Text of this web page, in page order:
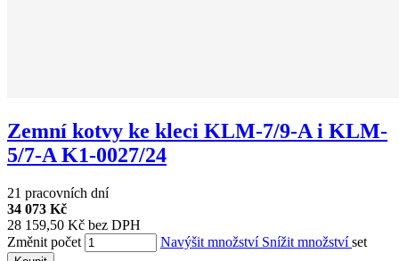
Zemní kotvy ke kleci KLM-7/9-A i KLM-
5/7-A K1-0027/24
21 pracovních dní
34 073 Kč
28 159,50 Kč bez DPH
Změnit počet
Navýšit množství Snížit množstvíset